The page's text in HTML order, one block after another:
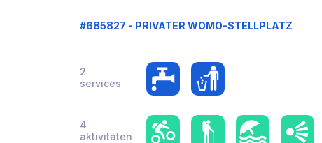
#685827 - PRIVATER WOMO-STELLPLATZ
2
services
4
aktivitäten